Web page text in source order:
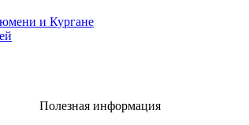
и Кургане
Полезная информация